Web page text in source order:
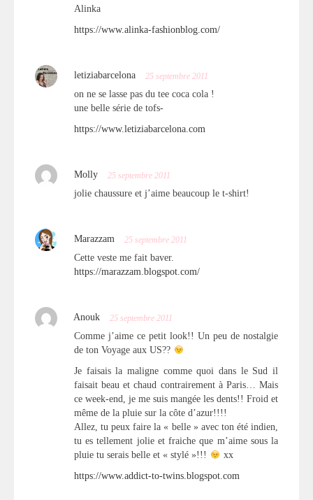
Alinka
https://www.alinka-fashionblog.com/
letiziabarcelona 25 septembre 2011
on ne se lasse pas du tee coca cola !
une belle série de tofs-
https://www.letiziabarcelona.com
Molly 25 septembre 2011
jolie chaussure et j’aime beaucoup le t-shirt!
Marazzam 25 septembre 2011
Cette veste me fait baver.
https://marazzam.blogspot.com/
Anouk 25 septembre 2011
Comme j’aime ce petit look!! Un peu de nostalgie
de ton Voyage aux US??
Je faisais la maligne comme quoi dans le Sud il
faisait beau et chaud contrairement à Paris… Mais
ce week-end, je me suis mangée les dents!! Froid et
même de la pluie sur la côte d’azur!!!!
Allez, tu peux faire la « belle » avec ton été indien,
tu es tellement jolie et fraiche que m’aime sous la
pluie tu serais belle et « stylé »!!!
xx
https://www.addict-to-twins.blogspot.com